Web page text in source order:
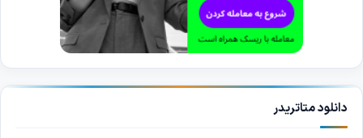
دانلود متاتریدر